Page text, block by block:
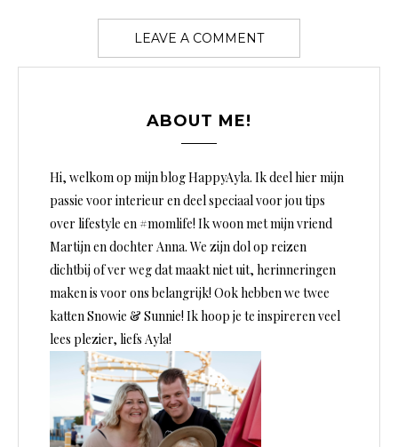
ABOUT ME!
Hi, welkom op mijn blog HappyAyla. Ik deel hier mijn
passie voor interieur en deel speciaal voor jou tips
over lifestyle en #momlife! Ik woon met mijn vriend
Martijn en dochter Anna. We zijn dol op reizen
dichtbij of ver weg dat maakt niet uit, herinneringen
maken is voor ons belangrijk! Ook hebben we twee
katten Snowie & Sunnie! Ik hoop je te inspireren veel
lees plezier, liefs Ayla!